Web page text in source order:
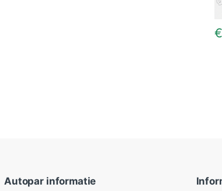
€
Autopar informatie